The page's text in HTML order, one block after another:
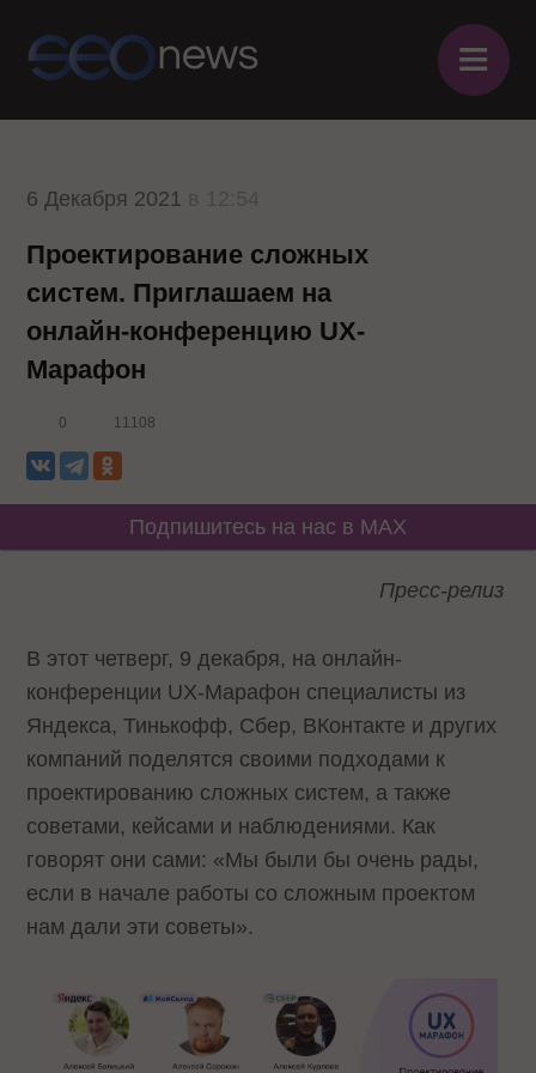
≡
6 Декабря 2021
Проектирование сложных
систем. Приглашаем на
онлайн-конференцию UX-
Марафон
0 11108
Подпишитесь на нас в MAX
Пресс-релиз
В этот четверг, 9 декабря, на онлайн-
конференции UX-Марафон специалисты из
Яндекса, Тинькофф, Сбер, ВКонтакте и других
компаний поделятся своими подходами к
проектированию сложных систем, а также
советами, кейсами и наблюдениями. Как
говорят они сами: «Мы были бы очень рады,
если в начале работы со сложным проектом
нам дали эти советы».